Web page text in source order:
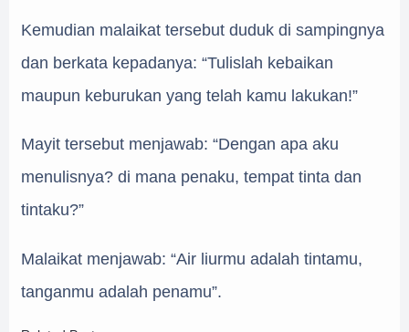
Kemudian malaikat tersebut duduk di sampingnya
dan berkata kepadanya: “Tulislah kebaikan
maupun keburukan yang telah kamu lakukan!”
Mayit tersebut menjawab: “Dengan apa aku
menulisnya? di mana penaku, tempat tinta dan
tintaku?”
Malaikat menjawab: “Air liurmu adalah tintamu,
tanganmu adalah penamu”.